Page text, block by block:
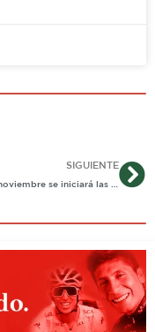
SIGUIENTE